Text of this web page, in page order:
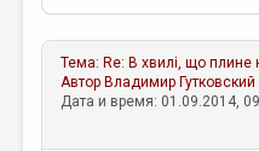
Тема: Re: В хвилі, що плине
Автор Владимир Гутковский
Дата и время: 01.09.2014,